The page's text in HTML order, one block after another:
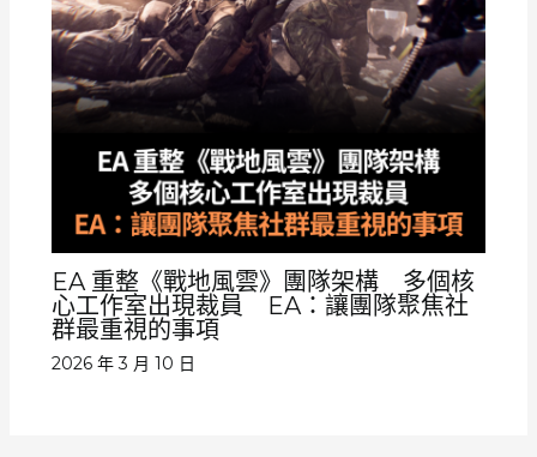
EA 重整《戰地風雲》團隊架構 多個核
心工作室出現裁員 EA：讓團隊聚焦社
群最重視的事項
2026 年 3 月 10 日